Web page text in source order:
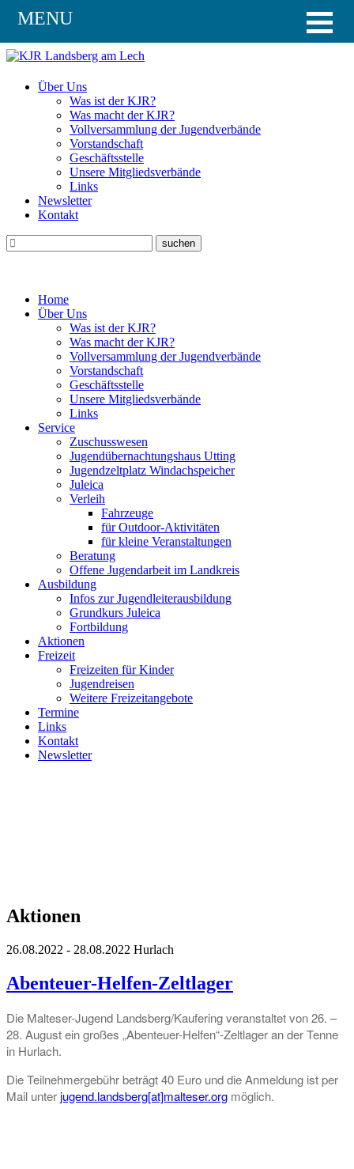
Über Uns
Was ist der KJR?
Was macht der KJR?
Vollversammlung der Jugendverbände
Vorstandschaft
Geschäftsstelle
Unsere Mitgliedsverbände
Links
Newsletter
Kontakt
Home
Über Uns
Was ist der KJR?
Was macht der KJR?
Vollversammlung der Jugendverbände
Vorstandschaft
Geschäftsstelle
Unsere Mitgliedsverbände
Links
Service
Zuschusswesen
Jugendübernachtungshaus Utting
Jugendzeltplatz Windachspeicher
Juleica
Verleih
Fahrzeuge
für Outdoor-Aktivitäten
für kleine Veranstaltungen
Beratung
Offene Jugendarbeit im Landkreis
Ausbildung
Infos zur Jugendleiterausbildung
Grundkurs Juleica
Fortbildung
Aktionen
Freizeit
Freizeiten für Kinder
Jugendreisen
Weitere Freizeitangebote
Termine
Links
Kontakt
Newsletter
Aktionen
26.08.2022 - 28.08.2022 Hurlach
Abenteuer-Helfen-Zeltlager
Die Malteser-Jugend Landsberg/Kaufering veranstaltet von 26. –
28. August ein großes „Abenteuer-Helfen“-Zeltlager an der Tenne
in Hurlach.
Die Teilnehmergebühr beträgt 40 Euro und die Anmeldung ist per
Mail unterjugend.landsberg[at]malteser.org möglich.
MENU